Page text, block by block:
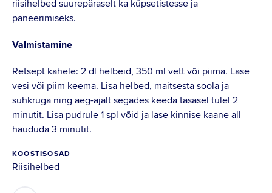
riisihelbed suurepäraselt ka küpsetistesse ja
paneerimiseks.
Valmistamine
Retsept kahele: 2 dl helbeid, 350 ml vett või piima. Lase
vesi või piim keema. Lisa helbed, maitsesta soola ja
suhkruga ning aeg-ajalt segades keeda tasasel tulel 2
minutit. Lisa pudrule 1 spl võid ja lase kinnise kaane all
haududa 3 minutit.
KOOSTISOSAD
Riisihelbed